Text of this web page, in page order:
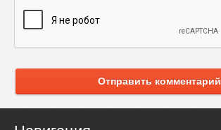
Отправить комментарий